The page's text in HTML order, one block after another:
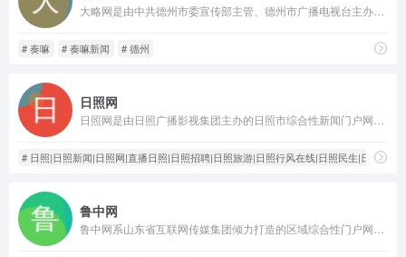
# 奏嘛 # 奏嘛新闻 # 德州
日照网
# 日照|日照新闻|日照网|直播日照|日照招聘|日照旅游|日照行风在线|日照民生|日照电视
鲁中网